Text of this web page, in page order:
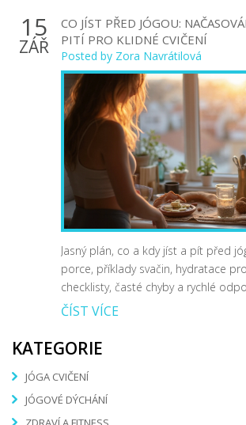
15
ZÁŘ
CO JÍST PŘED JÓGOU:
PITÍ PRO KLIDNÉ CVIČENÍ
Posted by Zora Navrátilová
Jasný plán, co a kdy jíst a pít před
porce, příklady svačin, hydratace
checklisty, časté chyby a rychlé
ČÍST VÍCE
KATEGORIE
JÓGA CVIČENÍ
JÓGOVÉ DÝCHÁNÍ